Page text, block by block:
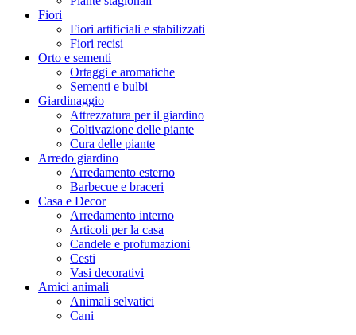
Fiori
Fiori artificiali e stabilizzati
Fiori recisi
Orto e sementi
Ortaggi e aromatiche
Sementi e bulbi
Giardinaggio
Attrezzatura per il giardino
Coltivazione delle piante
Cura delle piante
Arredo giardino
Arredamento esterno
Barbecue e braceri
Casa e Decor
Arredamento interno
Articoli per la casa
Candele e profumazioni
Cesti
Vasi decorativi
Amici animali
Animali selvatici
Cani